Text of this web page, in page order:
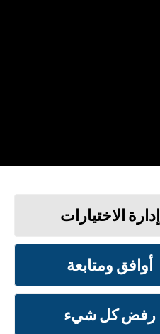
سياسة الخصوصية
إدارة الاختيارات
أوافق ومتابعة
رفض كل شيء